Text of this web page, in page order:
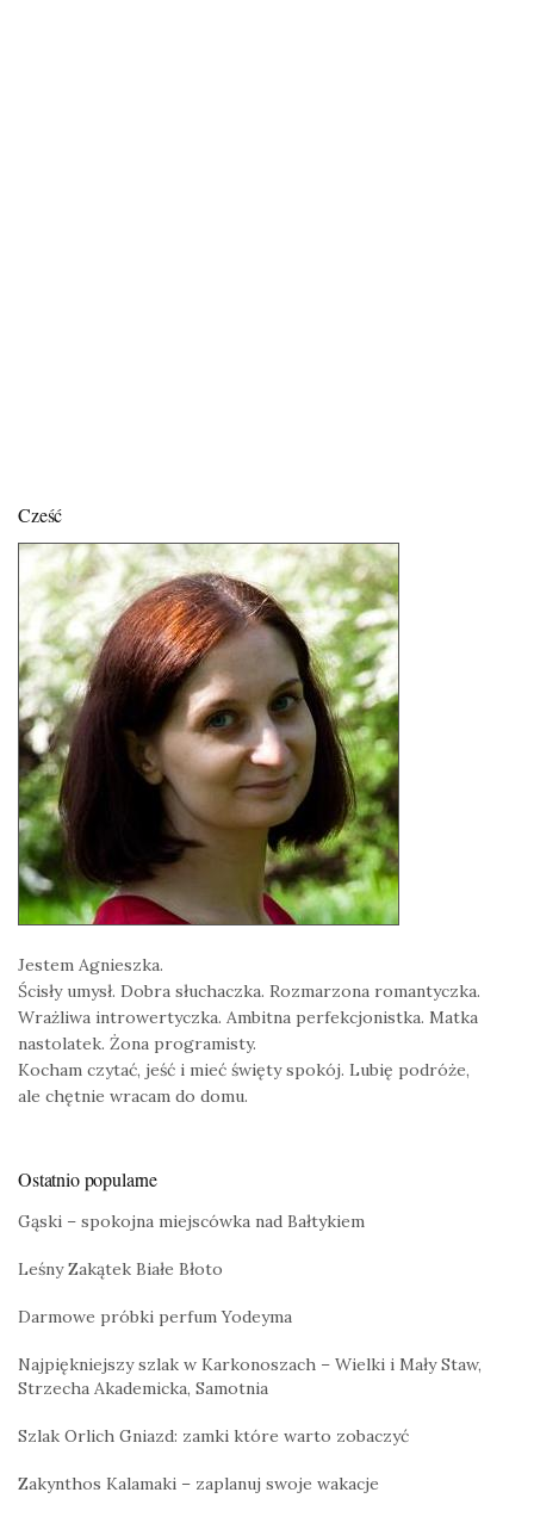
Cześć
Jestem Agnieszka.
Ścisły umysł. Dobra słuchaczka. Rozmarzona romantyczka.
Wrażliwa introwertyczka. Ambitna perfekcjonistka. Matka
nastolatek. Żona programisty.
Kocham czytać, jeść i mieć święty spokój. Lubię podróże,
ale chętnie wracam do domu.
Ostatnio popularne
Gąski – spokojna miejscówka nad Bałtykiem
Leśny Zakątek Białe Błoto
Darmowe próbki perfum Yodeyma
Najpiękniejszy szlak w Karkonoszach – Wielki i Mały Staw,
Strzecha Akademicka, Samotnia
Szlak Orlich Gniazd: zamki które warto zobaczyć
Zakynthos Kalamaki – zaplanuj swoje wakacje